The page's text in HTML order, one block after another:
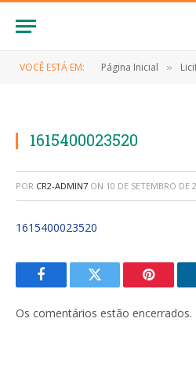
VOCÊ ESTÁ EM: Página Inicial »
1615400023520
POR CR2-ADMIN7 ON 10 DE SETEMBRO DE
1615400023520
FacebookTwitter
Os comentários estão encerrados.